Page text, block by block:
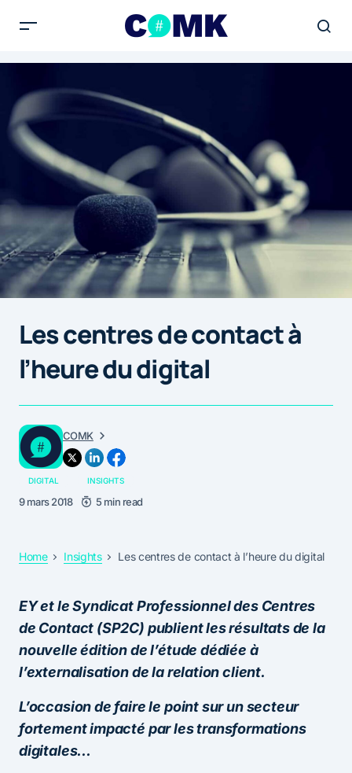
Les centres de contact à
l’heure du digital
COMK
DIGITAL INSIGHTS
9 mars 2018 5 min read
Home Insights Les centres de contact à l’heure du digital
EY et le Syndicat Professionnel des Centres
de Contact (SP2C) publient les résultats de la
nouvelle édition de l’étude dédiée à
l’externalisation de la relation client.
L’occasion de faire le point sur un secteur
fortement impacté par les transformations
digitales…